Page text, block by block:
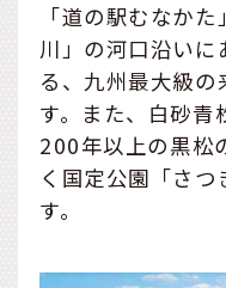
「道の駅むなか
川」の河口沿いに
る、九州最大級
す。また、白砂
200年以上の黒松
く国定公園「さ
す。